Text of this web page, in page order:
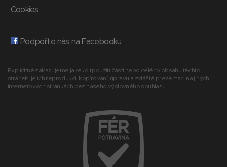
Cookies
Podpořte nás na Facebooku
Explicitně zakazujeme jakékoli použití části nebo celého obsahu těchto
stránek, jejich reprodukci, kopírování, úpravu a zvláště prezentaci na jiných
internetových stránkách bez našeho výslovného souhlasu.